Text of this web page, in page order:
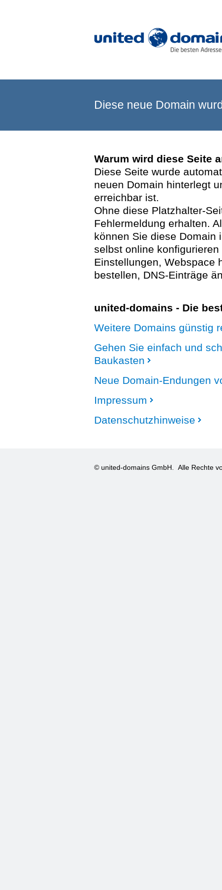
Diese neue Domain
Warum wird diese Seite
Diese Seite wurde
neuen Domain hinterlegt
erreichbar ist.
Ohne diese Platzhalter-
Fehlermeldung erhalten.
können Sie diese Domain
selbst online
Einstellungen, Webspace
bestellen, DNS-Einträge
united-domains - Die
Weitere Domains günstig
Gehen Sie einfach und
Baukasten
Neue Domain-Endungen
Impressum
Datenschutzhinweise
© united-domains GmbH. Alle Rechte